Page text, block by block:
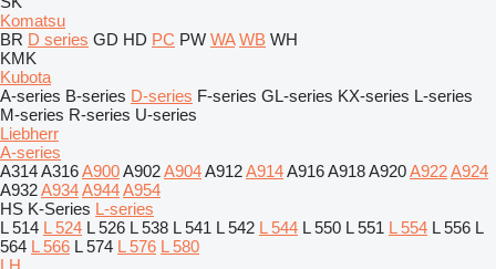
Komatsu
BR D series GD HD PC PW WA WB WH
KMK
Kubota
A-series B-series D-series F-series GL-series KX-series L-series
M-series R-series U-series
Liebherr
A-series
A314A316A900A902A904A912A914A916A918A920A922A924
A932A934A944A954
HS K-Series L-series
L 514 L 524 L 526 L 538 L 541 L 542 L 544 L 550 L 551 L 554 L 556 L
564 L 566 L 574 L 576 L 580
LH